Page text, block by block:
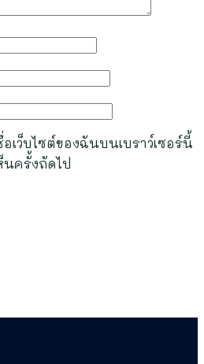
เว็บไซต์ของฉันบนเบราว์เซอร์นี้
นครั้งถัดไป